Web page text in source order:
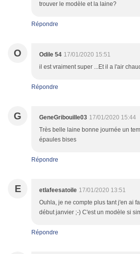
trouver le modèle et la laine?
Répondre
O Odile 54 17/01/2020 15:51
il est vraiment super ...Et il a l'air
Répondre
G GeneGribouille03 17/01/2020 15:44
Très belle laine bonne journée un
épaules bises
Répondre
E etlafeesatoile 17/01/2020 13:51
Ouhla, je ne compte plus tant j'en ai
début janvier ;-) C'est un modèle si
Répondre